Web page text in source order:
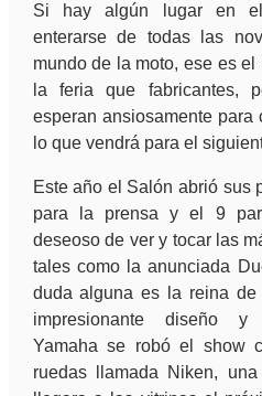
Si hay algún lugar en el
enterarse de todas las
mundo de la moto, ese es
la feria que fabricantes,
esperan ansiosamente para
lo que vendrá para el
Este año el Salón abrió sus
para la prensa y el 9
deseoso de ver y tocar las
tales como la anunciada
duda alguna es la reina
impresionante diseño y
Yamaha se robó el show
ruedas llamada Niken,